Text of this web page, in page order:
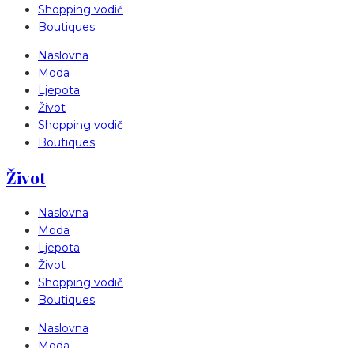
Shopping vodič
Boutiques
Naslovna
Moda
Ljepota
Život
Shopping vodič
Boutiques
Život
Naslovna
Moda
Ljepota
Život
Shopping vodič
Boutiques
Naslovna